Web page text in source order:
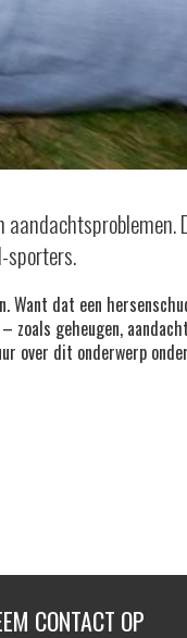
sporters.
dat een
zoals geheugen,
over dit onderwerp
CONTACT OP